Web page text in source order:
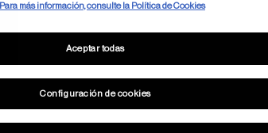
Para más información, consulte la Política de Cookies
Configuración de cookies
Aceptar todas